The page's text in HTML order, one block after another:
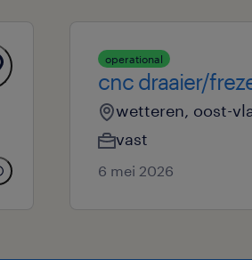
operational
cnc draaier/
wetteren, oost-
vast
6 mei 2026